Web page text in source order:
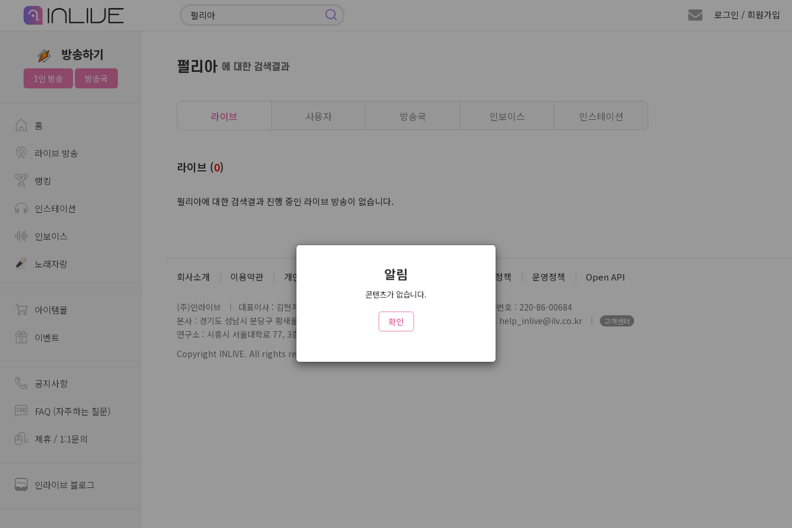
알림
콘텐츠가 없습니다.
확인
로그인 / 회원가입
방송하기
1인 방송 방송국
홈
라이브 방송
랭킹
인스테이션
인보이스
노래자랑
아이템몰
이벤트
공지사항
FAQ (자주하는 질문)
제휴 / 1:1문의
인라이브 블로그
펄리아 에 대한 검색결과
라이브 사용자 방송국 인보이스 인스테이션
라이브 (0)
펄리아에 대한 검색결과 진행 중인 라이브 방송이 없습니다.
회사소개 이용약관 개인정보처리방침 유료서비스 약관 청소년 보호정책 운영정책 Open API
(주)인라이브 대표이사 : 김현지
사업자번호 : 220-86-00684
본사 : 경기도 성남시 분당구 황새울로359번길 7 3층
전화 : 1588-1164 제휴/문의 : help_inlive@ilv.co.kr 고객센터
연구소 : 시흥시 서울대학로 77, 3층 324
Copyright INLIVE. All rights reserved.